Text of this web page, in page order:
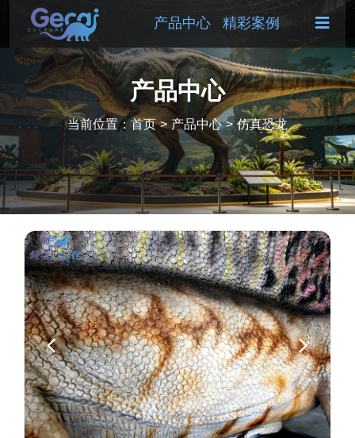
产品中心 精彩案例
产品中心
当前位置：首页 > 产品中心 > 仿真恐龙